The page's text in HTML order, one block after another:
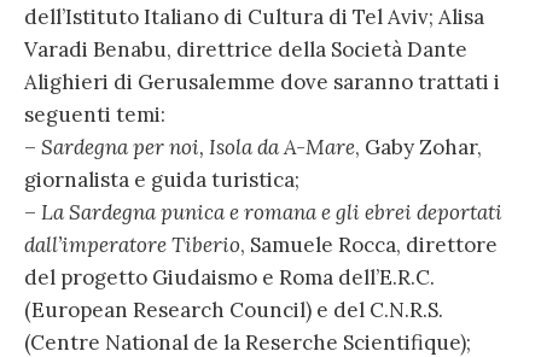
dell’Istituto Italiano di Cultura di Tel Aviv; Alisa
Varadi Benabu, direttrice della Società Dante
Alighieri di Gerusalemme dove saranno trattati i
seguenti temi:
– Sardegna per noi, Isola da A-Mare, Gaby Zohar,
giornalista e guida turistica;
– La Sardegna punica e romana e gli ebrei deportati
dall’imperatore Tiberio, Samuele Rocca, direttore
del progetto Giudaismo e Roma dell’E.R.C.
(European Research Council) e del C.N.R.S.
(Centre National de la Reserche Scientifique);